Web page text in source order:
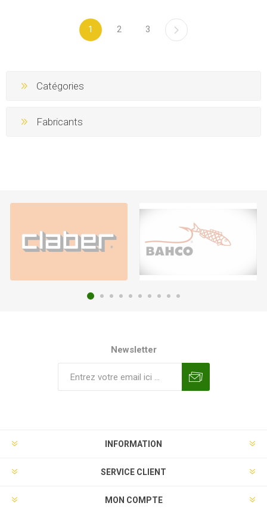
1 2 3
Catégories
Fabricants
Newsletter
INFORMATION
SERVICE CLIENT
MON COMPTE